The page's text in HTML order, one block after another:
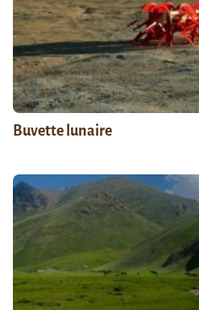
Buvette lunaire